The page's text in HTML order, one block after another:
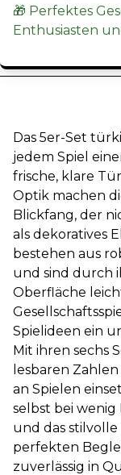
🎁 Perfektes
Enthusiasten
Das 5er-Set
jedem Spiel
frische, klare
Optik machen
Blickfang, der
als dekoratives
bestehen aus
und sind durch
Oberfläche
Spielideen ein
Mit ihren sechs
lesbaren
an Spielen
selbst bei wenig
und das stilvolle
perfekten
zuverlässig in